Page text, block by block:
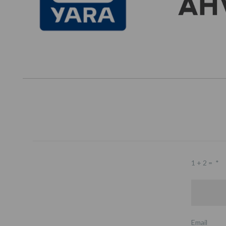
1 + 2 = *
Email